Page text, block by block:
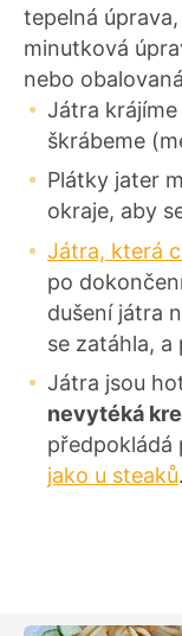
tepelná
minutková
nebo
Játra
škrábeme
Plátky jater
okraje, aby
Játra, která
po
dušení játra
se zatáhla, a
Játra jsou
nevytéká
předpokládá
jako u steaků.